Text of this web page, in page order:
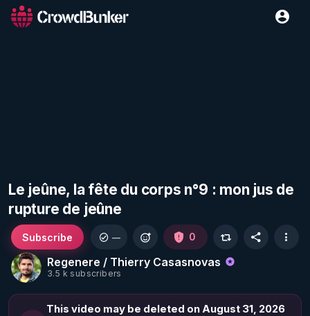
Le jeûne, la fête du corps n°9 : mon jus de
rupture de jeûne
Regenere / Thierry Casasnovas
3.5 k subscribers
Subscribe — 0
This video may be deleted on August 31, 2026